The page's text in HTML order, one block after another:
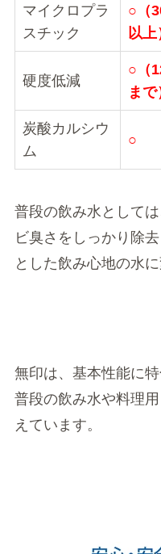
マイクロプラ
スチック
○（
以上
硬度低減
○（
まで
炭酸カルシウ
ム
○
普段の飲み水として
ビ臭さをしっかり除
とした飲み心地の水に
無印は、基本性能に
普段の飲み水や料理
えています。